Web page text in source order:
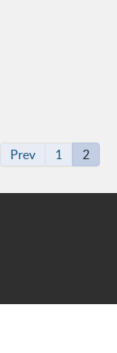
Prev 1 2